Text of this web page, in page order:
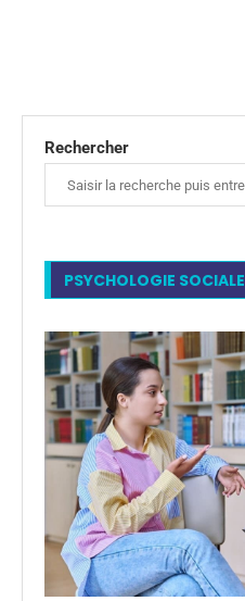
Rechercher
PSYCHOLOGIE SOCIALE